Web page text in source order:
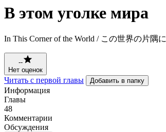
В этом уголке мира
In This Corner of the World / この世界の片隅に
--
Нет оценок
Читать с первой главы Добавить в папку
Информация
Главы
48
Комментарии
Обсуждения